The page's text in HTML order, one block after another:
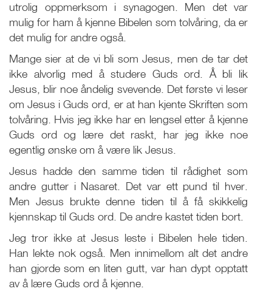
utrolig oppmerksom i synagogen. Men det var
mulig for ham å kjenne Bibelen som tolvåring, da er
det mulig for andre også.
Mange sier at de vi bli som Jesus, men de tar det
ikke alvorlig med å studere Guds ord. Å bli lik
Jesus, blir noe åndelig svevende. Det første vi leser
om Jesus i Guds ord, er at han kjente Skriften som
tolvåring. Hvis jeg ikke har en lengsel etter å kjenne
Guds ord og lære det raskt, har jeg ikke noe
egentlig ønske om å være lik Jesus.
Jesus hadde den samme tiden til rådighet som
andre gutter i Nasaret. Det var ett pund til hver.
Men Jesus brukte denne tiden til å få skikkelig
kjennskap til Guds ord. De andre kastet tiden bort.
Jeg tror ikke at Jesus leste i Bibelen hele tiden.
Han lekte nok også. Men innimellom alt det andre
han gjorde som en liten gutt, var han dypt opptatt
av å lære Guds ord å kjenne.